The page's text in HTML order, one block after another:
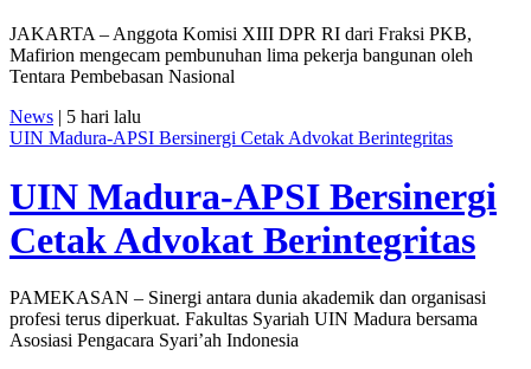
JAKARTA – Anggota Komisi XIII DPR RI dari Fraksi PKB,
Mafirion mengecam pembunuhan lima pekerja bangunan oleh
Tentara Pembebasan Nasional
News | 5 hari lalu
UIN Madura-APSI Bersinergi Cetak Advokat Berintegritas
UIN Madura-APSI Bersinergi
Cetak Advokat Berintegritas
PAMEKASAN – Sinergi antara dunia akademik dan organisasi
profesi terus diperkuat. Fakultas Syariah UIN Madura bersama
Asosiasi Pengacara Syari’ah Indonesia